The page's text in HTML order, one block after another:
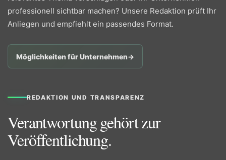
professionell sichtbar machen? Unsere Redaktion prüft Ihr
Anliegen und empfiehlt ein passendes Format.
Möglichkeiten für Unternehmen→
REDAKTION UND TRANSPARENZ
Verantwortung gehört zur
Veröffentlichung.